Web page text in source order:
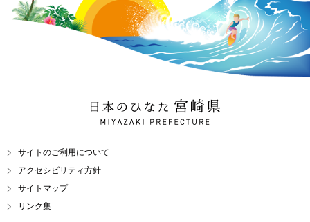
日本のひなた 宮崎県
MIYAZAKI PREFECTURE
サイトのご利用について
アクセシビリティ方針
サイトマップ
リンク集